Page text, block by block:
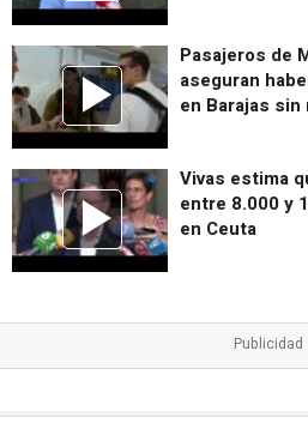
Pasajeros de
aseguran
en Barajas
Vivas estima
entre 8.000 y
en Ceuta